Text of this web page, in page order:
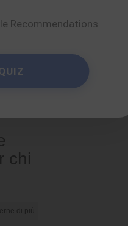
chi
Recommendations